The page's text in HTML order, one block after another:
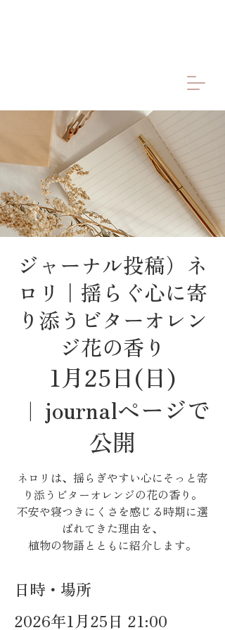
ジャーナル投稿）ネ
ロリ｜揺らぐ心に寄
り添うビターオレン
ジ花の香り
1月25日(日)
  |
journalページで
公開
ネロリは、揺らぎやすい心にそっと寄
り添うビターオレンジの花の香り。
不安や寝つきにくさを感じる時期に選
ばれてきた理由を、
植物の物語とともに紹介します。
日時・場所
2026年1月25日 21:00